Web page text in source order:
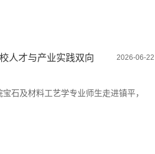
人才与产业实践双向
2026-06-22
石及材料工艺学专业师生走进镇平，